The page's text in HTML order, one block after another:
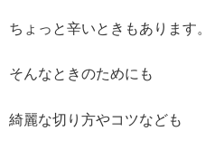
ちょっと辛いときもあります。
そんなときのためにも
綺麗な切り方やコツなども